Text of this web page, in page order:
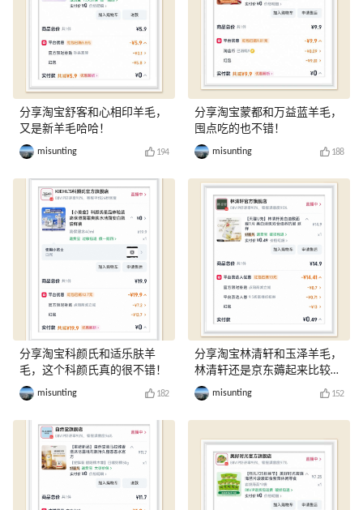
分享淘宝舒客和心相印羊毛，
又是新羊毛哈哈！
misunting 194
分享淘宝科颜氏和适乐肤羊
毛，这个科颜氏真的很不错！
misunting 182
分享淘宝蒙都和万益蓝羊毛，
囤点吃的也不错！
misunting 188
分享淘宝林清轩和玉泽羊毛，
林清轩还是京东薅起来比较
爽！misunting 152